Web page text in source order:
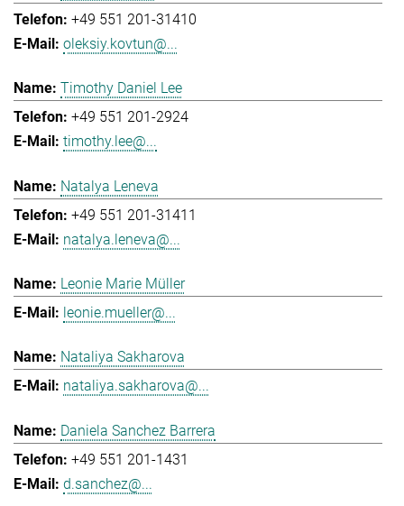
+49 551 201-31410
oleksiy.kovtun@...
Timothy Daniel Lee
+49 551 201-2924
timothy.lee@...
Natalya Leneva
+49 551 201-31411
natalya.leneva@...
Leonie Marie Müller
leonie.mueller@...
Nataliya Sakharova
nataliya.sakharova@...
Daniela Sanchez Barrera
+49 551 201-1431
d.sanchez@...